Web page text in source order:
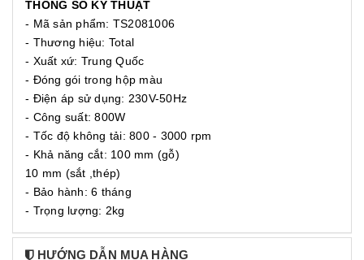
THÔNG SỐ KỸ THUẬT
- Mã sản phẩm: TS2081006
- Thương hiệu: Total
- Xuất xứ: Trung Quốc
- Đóng gói trong hộp màu
- Điện áp sử dụng: 230V-50Hz
- Công suất: 800W
- Tốc độ không tải: 800 - 3000 rpm
- Khả năng cắt: 100 mm (gỗ)
10 mm (sắt ,thép)
- Bảo hành: 6 tháng
- Trọng lượng: 2kg
HƯỚNG DẪN MUA HÀNG